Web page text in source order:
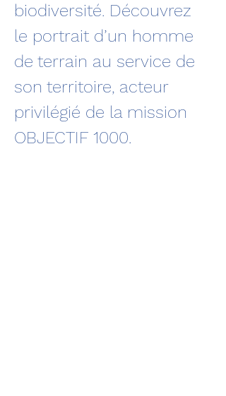
biodiversité. Découvrez
le portrait d’un homme
de terrain au service de
son territoire, acteur
privilégié de la mission
OBJECTIF 1000.